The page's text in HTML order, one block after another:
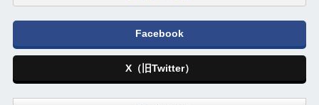
Facebook
X（旧Twitter）